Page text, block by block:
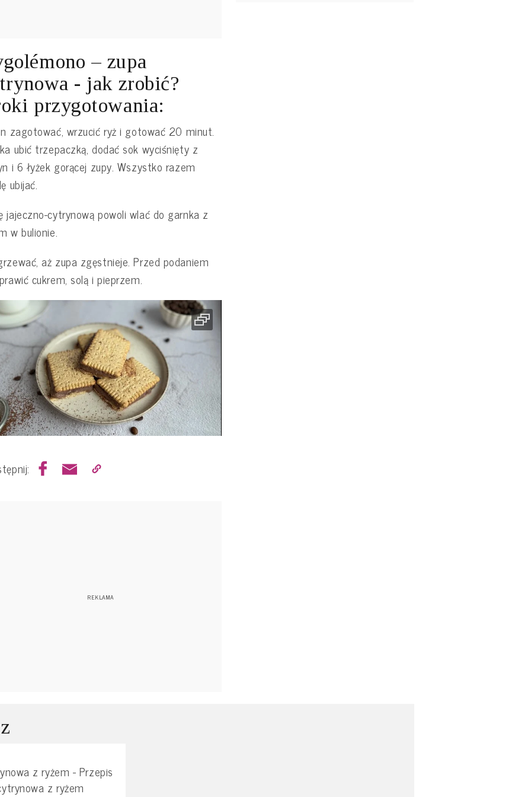
– zupa
- jak zrobić?
przygotowania:
zagotować, wrzucić ryż i gotować 20 minut.
ubić trzepaczką, dodać sok wyciśnięty z
i 6 łyżek gorącej zupy. Wszystko razem
ubijać.
jajeczno-cytrynową powoli wlać do garnka z
w bulionie.
aż zupa zgęstnieje. Przed podaniem
cukrem, solą i pieprzem.
z ryżem - Przepis
z ryżem